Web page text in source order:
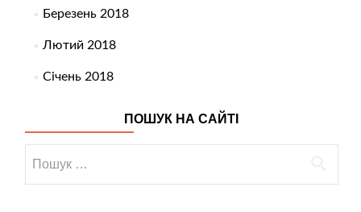
Березень 2018
Лютий 2018
Січень 2018
ПОШУК НА САЙТІ